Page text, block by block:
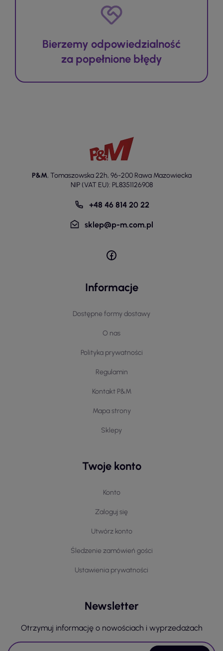
Bierzemy odpowiedzialność
za popełnione błędy
P&M, Tomaszowska 22h, 96-200 Rawa Mazowiecka
NIP (VAT EU): PL8351126908
+48 46 814 20 22
sklep@p-m.com.pl
Informacje
Dostępne formy dostawy
O nas
Polityka prywatności
Regulamin
Kontakt P&M
Mapa strony
Sklepy
Twoje konto
Konto
Zaloguj się
Utwórz konto
Śledzenie zamówień gości
Ustawienia prywatności
Newsletter
Otrzymuj informację o nowościach i wyprzedażach